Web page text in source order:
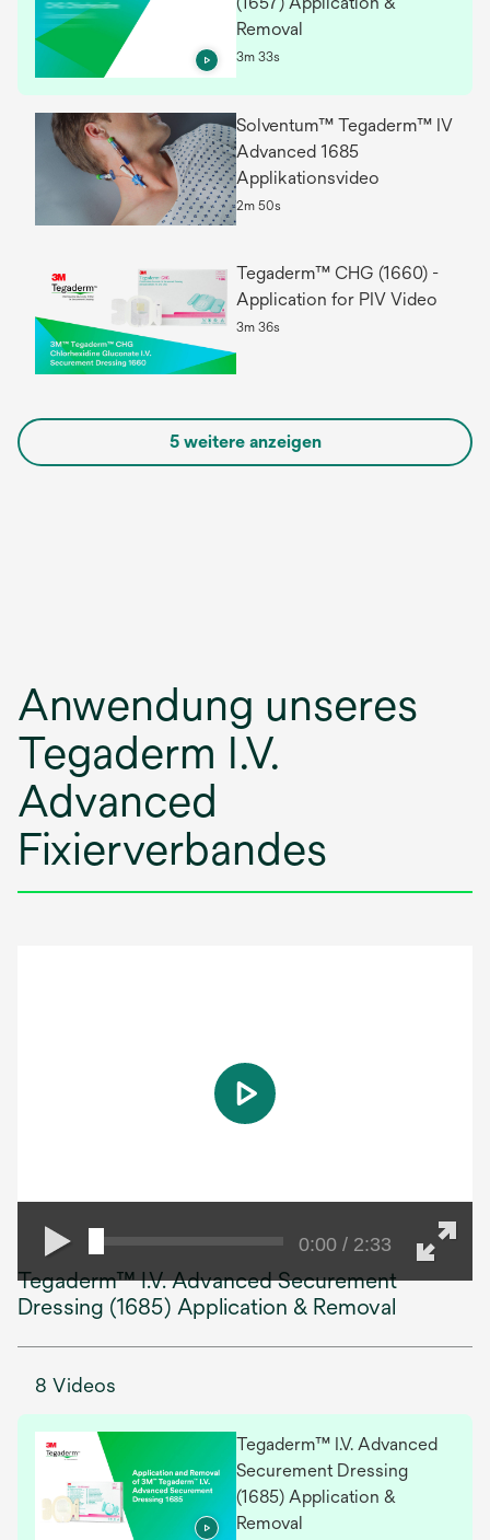
Removal
3m 33s
Solventum™ Tegaderm™ IV
Advanced 1685
Applikationsvideo
2m 50s
Tegaderm™ CHG (1660) -
Application for PIV Video
3m 36s
5 weitere anzeigen
Anwendung unseres
Tegaderm I.V.
Advanced
Fixierverbandes
0:00 / 2:33
play
Tegaderm™ I.V. Advanced Securement
Dressing (1685) Application & Removal
8 Videos
Tegaderm™ I.V. Advanced
Securement Dressing
(1685) Application &
Removal